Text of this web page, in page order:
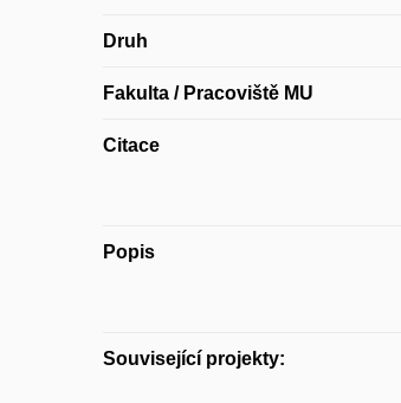
Druh
Fakulta / Pracoviště MU
Citace
Popis
Související projekty: